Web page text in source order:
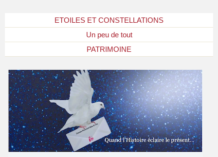
ETOILES ET CONSTELLATIONS
Un peu de tout
PATRIMOINE